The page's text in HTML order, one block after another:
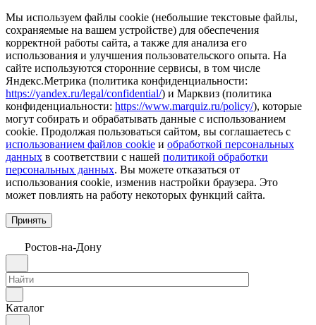
Мы используем файлы cookie (небольшие текстовые файлы,
сохраняемые на вашем устройстве) для обеспечения
корректной работы сайта, а также для анализа его
использования и улучшения пользовательского опыта. На
сайте используются сторонние сервисы, в том числе
Яндекс.Метрика (политика конфиденциальности:
https://yandex.ru/legal/confidential/) и Марквиз (политика
конфиденциальности: https://www.marquiz.ru/policy/), которые
могут собирать и обрабатывать данные с использованием
cookie. Продолжая пользоваться сайтом, вы соглашаетесь с
использованием файлов cookie и обработкой персональных
данных в соответствии с нашей политикой обработки
персональных данных. Вы можете отказаться от
использования cookie, изменив настройки браузера. Это
может повлиять на работу некоторых функций сайта.
Принять
Ростов-на-Дону
Каталог